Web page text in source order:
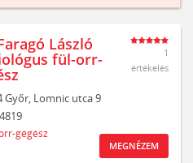
László
fül-orr-
Győr, Lomnic utca 9
gégész
1
értékelés
MEGNÉZEM